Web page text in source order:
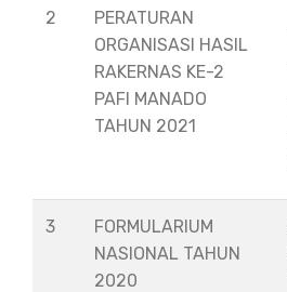
2
PERATURAN
ORGANISASI HASIL
RAKERNAS KE-2
PAFI MANADO
TAHUN 2021
3
FORMULARIUM
NASIONAL TAHUN
2020